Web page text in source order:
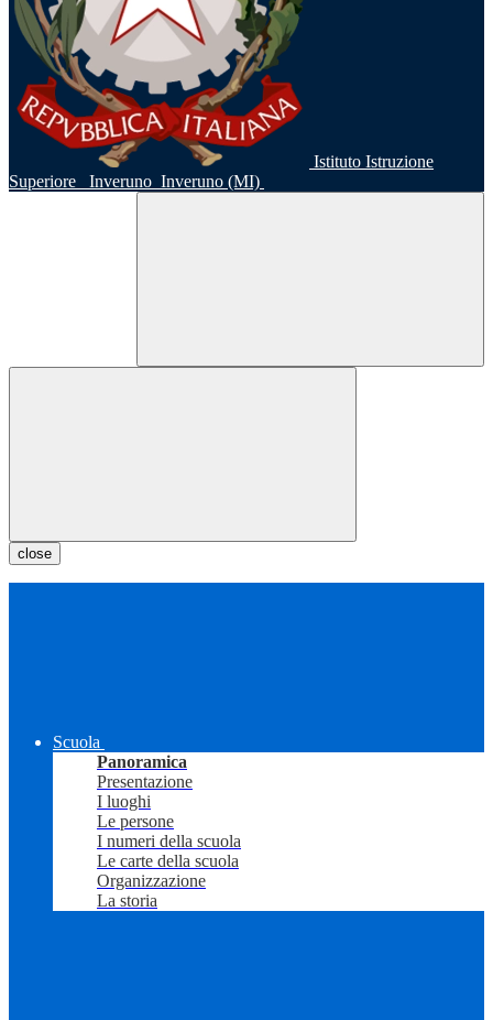
Istituto Istruzione
Superiore
Inveruno Inveruno (MI)
close
Scuola
Panoramica
Presentazione
I luoghi
Le persone
I numeri della scuola
Le carte della scuola
Organizzazione
La storia